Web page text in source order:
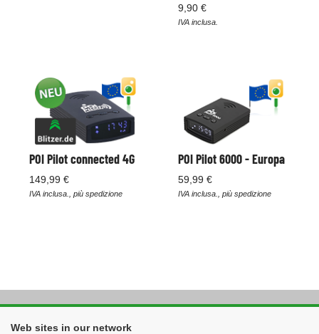
9,90 €
IVA inclusa.
POI Pilot connected 4G
149,99 €
IVA inclusa., più spedizione
POI Pilot 6000 - Europa
59,99 €
IVA inclusa., più spedizione
Web sites in our network